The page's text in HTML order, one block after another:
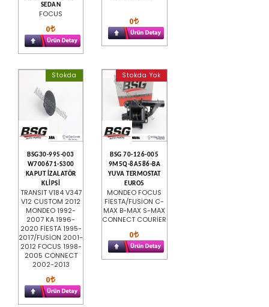
SEDAN
FOCUS
0
0
Stokda
BSG30-995-003
W700671-S300
KAPUT İZALATÖR
KLİPSİ
TRANSIT V184 V347
V12 CUSTOM 2012
MONDEO 1992-
2007 KA 1996-
2020 FİESTA 1995-
2017/FUSİON 2001-
2012 FOCUS 1998-
2005 CONNECT
2002-2013
0
Stokda Yok
BSG 70-126-005
9M5Q-8A586-BA
YUVA TERMOSTAT
EURO5
MONDEO FOCUS
FİESTA/FUSİON C-
MAX B-MAX S-MAX
CONNECT COURİER
0